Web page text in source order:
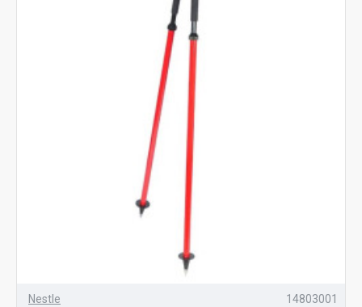
Nestle 14803001